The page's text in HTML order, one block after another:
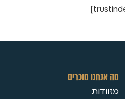
מה אנחנו מוכרים
מזוודות